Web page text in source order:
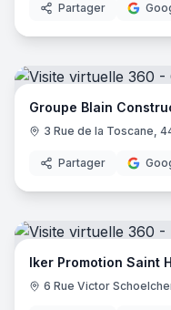
Partager
Groupe Blain
3 Rue de la Toscane,
Partager
Iker Promotion Saint
6 Rue Victor